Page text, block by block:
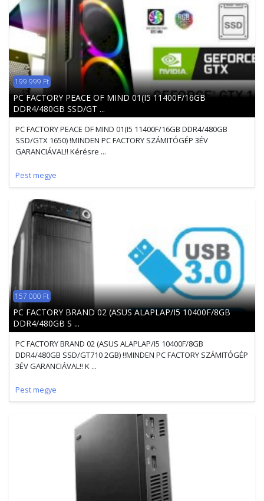
199 999 Ft
PC FACTORY PEACE OF MIND 01(I5 11400F/16GB
DDR4/480GB SSD/GT ...
PC FACTORY PEACE OF MIND 01(I5 11400F/16GB DDR4/480GB
SSD/GTX 1650) !MINDEN PC FACTORY SZÁMITÓGÉP 3ÉV
GARANCIÁVAL!! Kérésre ...
Pest megye
157 000 Ft
PC FACTORY BRAND 02 (ASUS ALAPLAP/I5 10400F/8GB
DDR4/480GB S ...
PC FACTORY BRAND 02 (ASUS ALAPLAP/I5 10400F/8GB
DDR4/480GB SSD/GT710 2GB) !!MINDEN PC FACTORY SZÁMITÓGÉP
3ÉV GARANCIÁVAL!! K ...
Pest megye